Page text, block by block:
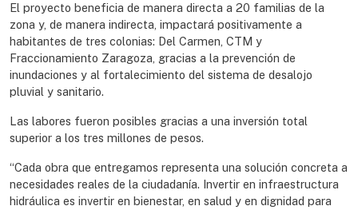
El proyecto beneficia de manera directa a 20 familias de la
zona y, de manera indirecta, impactará positivamente a
habitantes de tres colonias: Del Carmen, CTM y
Fraccionamiento Zaragoza, gracias a la prevención de
inundaciones y al fortalecimiento del sistema de desalojo
pluvial y sanitario.
Las labores fueron posibles gracias a una inversión total
superior a los tres millones de pesos.
“Cada obra que entregamos representa una solución concreta a
necesidades reales de la ciudadanía. Invertir en infraestructura
hidráulica es invertir en bienestar, en salud y en dignidad para